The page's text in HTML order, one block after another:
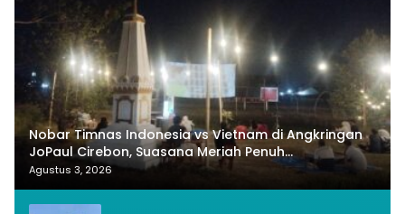
Nobar Timnas Indonesia vs Vietnam di Angkringan
JoPaul Cirebon, Suasana Meriah Penuh
Nasionalisme
Agustus 3, 2026